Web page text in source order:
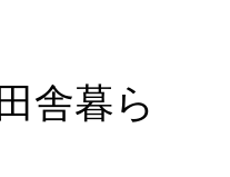
舎暮ら